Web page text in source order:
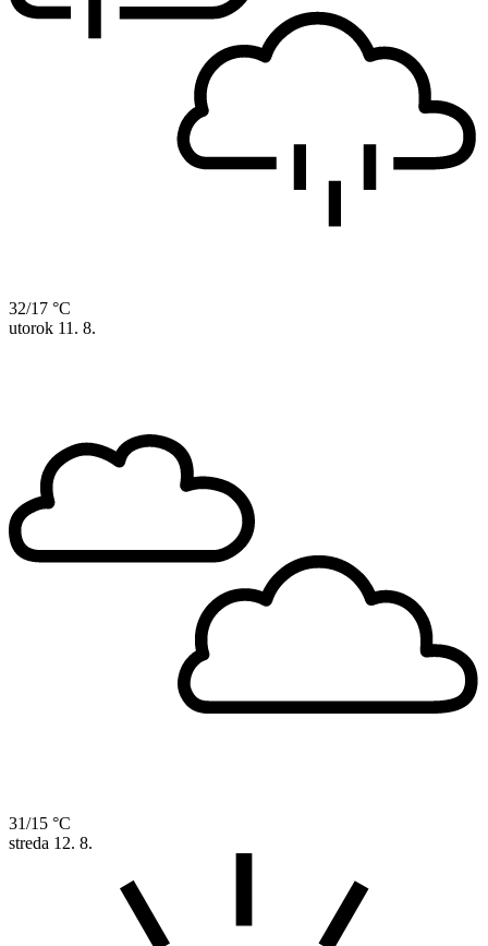
32/17 °C
utorok 11. 8.
31/15 °C
streda 12. 8.